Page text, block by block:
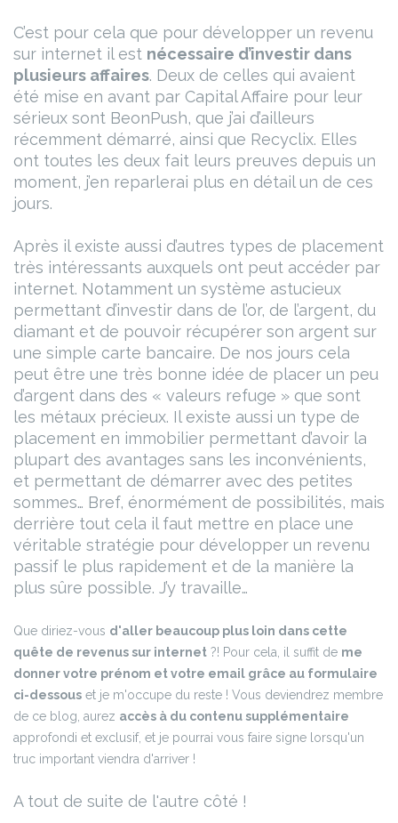
C’est pour cela que pour développer un revenu
sur internet il est nécessaire d’investir dans
plusieurs affaires. Deux de celles qui avaient
été mise en avant par Capital Affaire pour leur
sérieux sont BeonPush, que j’ai d’ailleurs
récemment démarré, ainsi que Recyclix. Elles
ont toutes les deux fait leurs preuves depuis un
moment, j’en reparlerai plus en détail un de ces
jours.
Après il existe aussi d’autres types de placement
très intéressants auxquels ont peut accéder par
internet. Notamment un système astucieux
permettant d’investir dans de l’or, de l’argent, du
diamant et de pouvoir récupérer son argent sur
une simple carte bancaire. De nos jours cela
peut être une très bonne idée de placer un peu
d’argent dans des « valeurs refuge » que sont
les métaux précieux. Il existe aussi un type de
placement en immobilier permettant d’avoir la
plupart des avantages sans les inconvénients,
et permettant de démarrer avec des petites
sommes… Bref, énormément de possibilités, mais
derrière tout cela il faut mettre en place une
véritable stratégie pour développer un revenu
passif le plus rapidement et de la manière la
plus sûre possible. J’y travaille…
Que diriez-vous d'aller beaucoup plus loin dans cette
quête de revenus sur internet ?! Pour cela, il suffit de me
donner votre prénom et votre email grâce au formulaire
ci-dessous et je m'occupe du reste ! Vous deviendrez membre
de ce blog, aurez accès à du contenu supplémentaire
approfondi et exclusif, et je pourrai vous faire signe lorsqu'un
truc important viendra d'arriver !
A tout de suite de l'autre côté !